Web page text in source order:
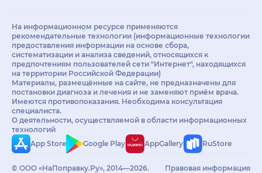
На информационном ресурсе применяются
рекомендательные технологии (информационные технологии
предоставления информации на основе сбора,
систематизации и анализа сведений, относящихся к
предпочтениям пользователей сети "Интернет", находящихся
на территории Российской Федерации)
Материалы, размещённые на сайте, не предназначены для
постановки диагноза и лечения и не заменяют приём врача.
Имеются противопоказания. Необходима консультация
специалиста.
О деятельности, осуществляемой в области информационных
технологий
App Store
Google Play AppGallery RuStore
© ООО «НаПоправку.Ру», 2014—2026.
Правовая информация